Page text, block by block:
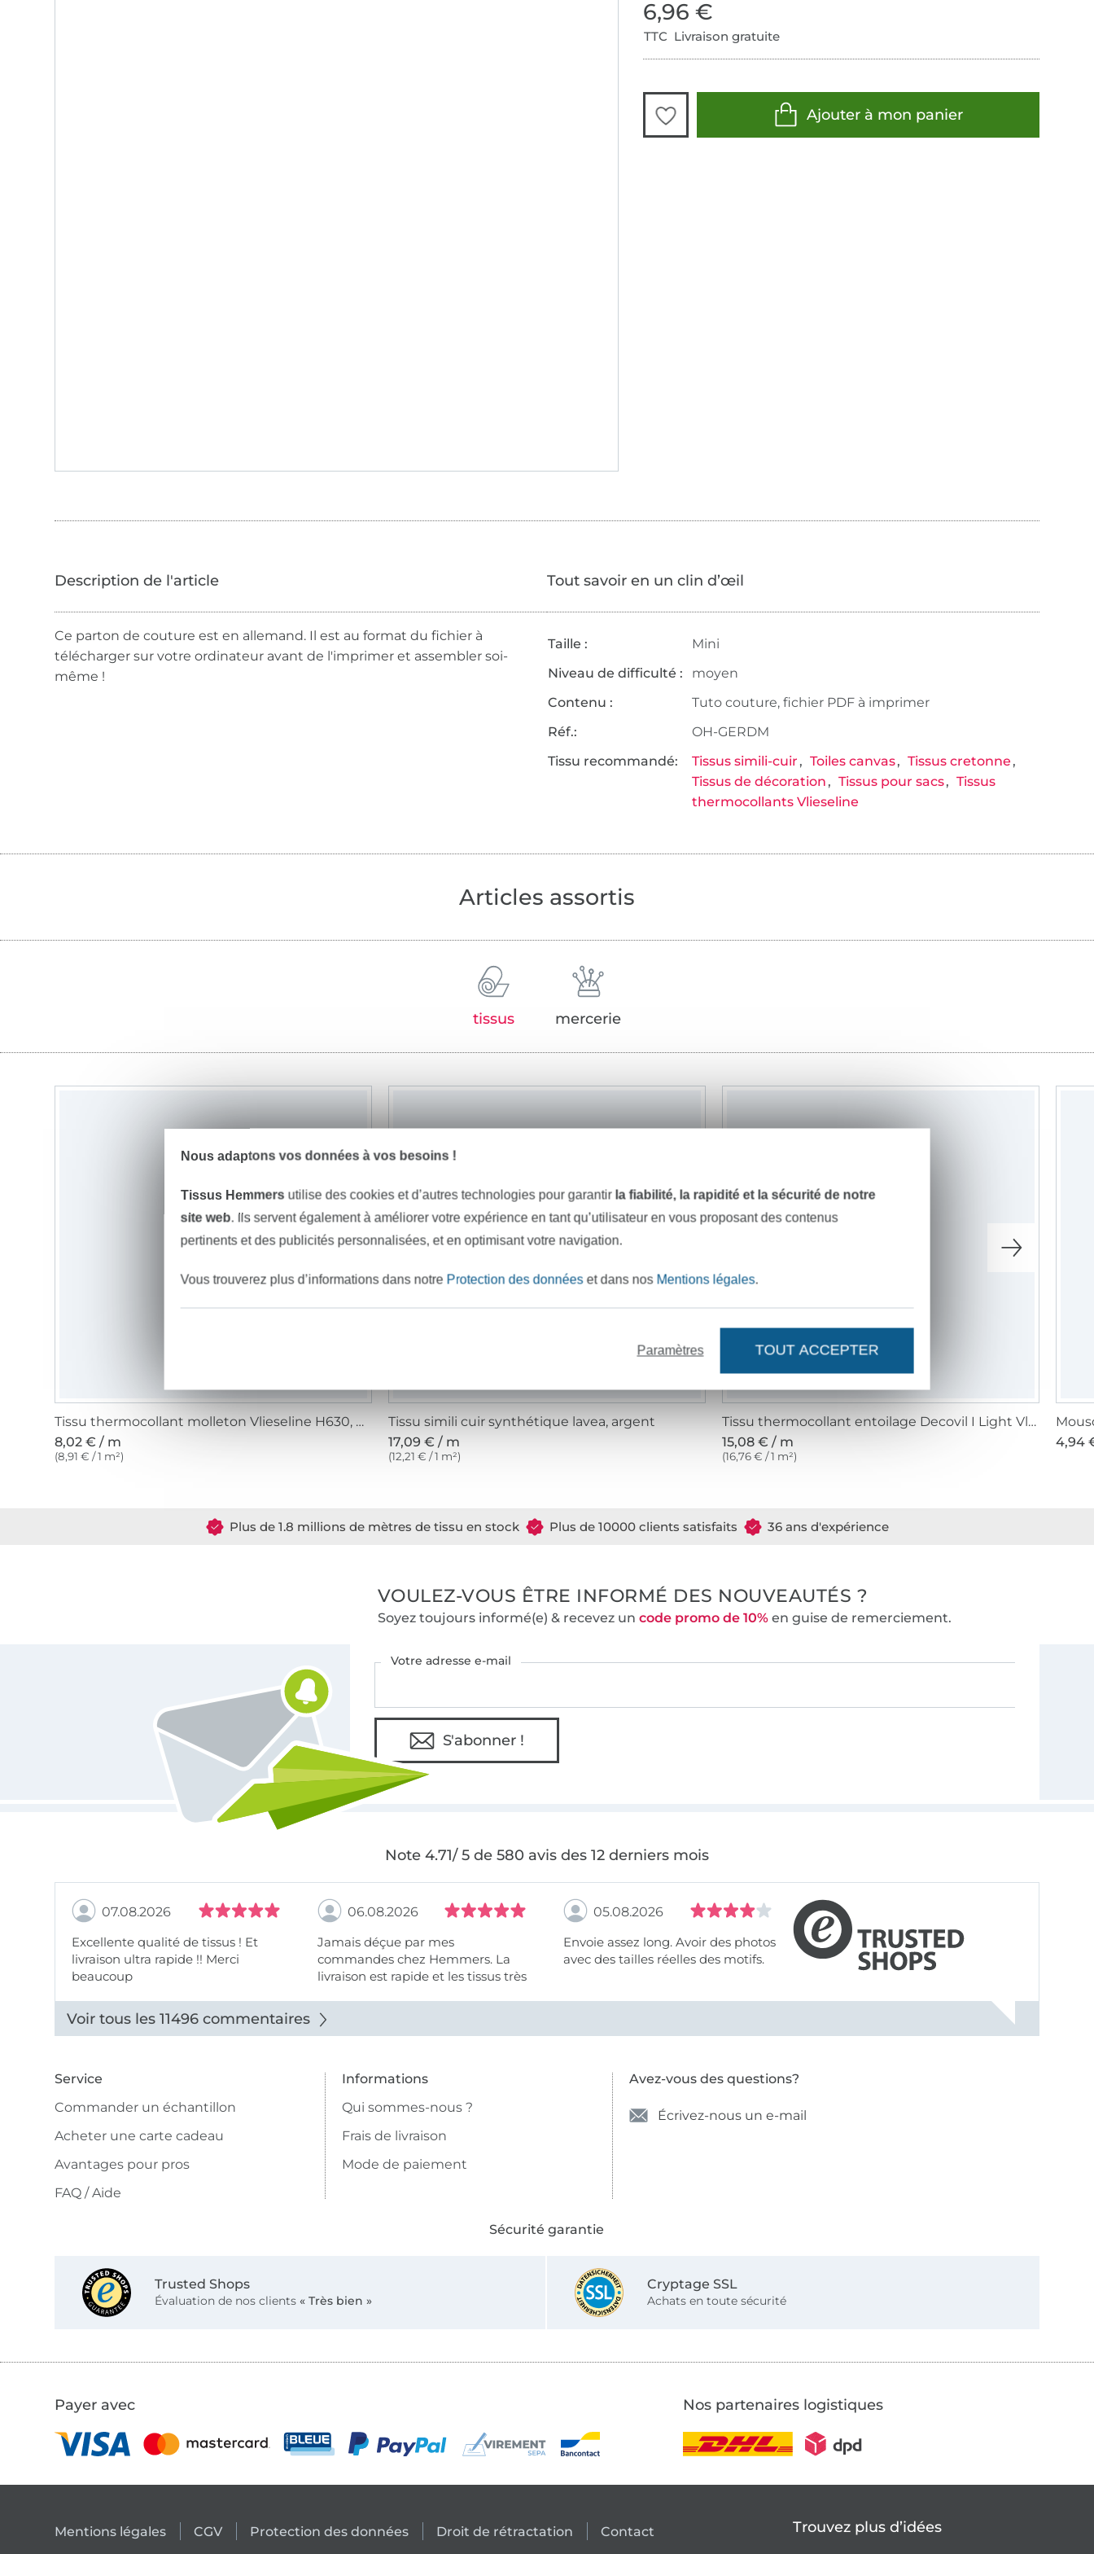
6,96 €
TTC Livraison gratuite
Ajouter à mon panier
Ce parton de couture est en allemand. Il est au format du fichier à
télécharger sur votre ordinateur avant de l'imprimer et assembler soi-
même !
Tout savoir en un clin d’œil
Taille :
Mini
Niveau de difficulté :
moyen
Contenu :
Tuto couture, fichier PDF à imprimer
Réf.:
OH-GERDM
Tissu recommandé:
Tissus simili-cuir Toiles canvas
Tissus cretonne
Tissus de décoration
Tissus pour sacs
Tissus
thermocollants Vlieseline
Articles assortis
tissus mercerie
Tissu thermocollant molleton Vlieseline H630, blanc
8,02 € / m
(8,91 € / 1 m²)
Tissu simili cuir synthétique lavea, argent
17,09 € / m
(12,21 € / 1 m²)
Tissu thermocollant entoilage Decovil I Light Vlieseline, beige
15,08 € / m
(16,76 € / 1 m²)
4,94
Plus de 1.8 millions de mètres de tissu en stock Plus de 10000 clients satisfaits 36 ans d'expérience
VOULEZ-VOUS ÊTRE INFORMÉ DES NOUVEAUTÉS ?
Soyez toujours informé(e) & recevez un code promo de 10%en guise de remerciement.
Votre adresse e-mail
S'abonner !
Note 4.71/ 5 de 580 avis des 12 derniers mois
07.08.2026
Excellente qualité de tissus ! Et
livraison ultra rapide !! Merci
beaucoup
06.08.2026
Jamais déçue par mes
commandes chez Hemmers. La
livraison est rapide et les tissus très
05.08.2026
Envoie assez long. Avoir des photos
avec des tailles réelles des motifs.
Voir tous les 11496 commentaires
Service
Commander un échantillon
Acheter une carte cadeau
Avantages pour pros
FAQ / Aide
Informations
Qui sommes-nous ?
Frais de livraison
Mode de paiement
Avez-vous des questions?
Écrivez-nous un e-mail
Sécurité garantie
Trusted Shops
Évaluation de nos clients « Très bien »
Cryptage SSL
Achats en toute sécurité
Payer avec Nos partenaires logistiques
Mentions légales CGV Protection des données Droit de rétractation Contact Trouvez plus d’idées
Nous adaptons vos données à vos besoins !
Tissus Hemmers utilise des cookies et d’autres technologies pour garantir la fiabilité, la rapidité et la sécurité de notre
site web. Ils servent également à améliorer votre expérience en tant qu’utilisateur en vous proposant des contenus
pertinents et des publicités personnalisées, et en optimisant votre navigation.
Vous trouverez plus d’informations dans notre Protection des donnéeset dans nos Mentions légales.
Paramètres TOUT ACCEPTER